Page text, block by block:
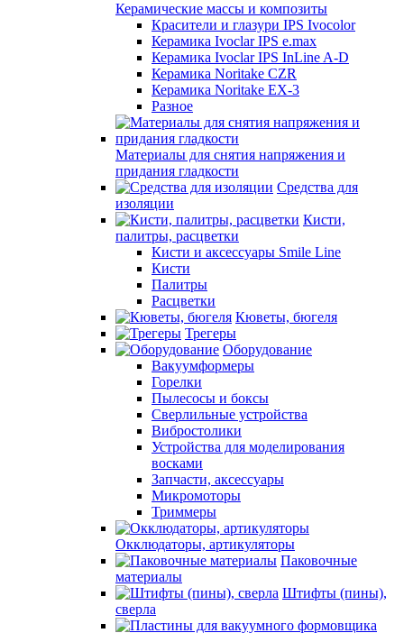
Керамические массы и композиты
Красители и глазури IPS Ivocolor
Керамика Ivoclar IPS e.max
Керамика Ivoclar IPS InLine A-D
Керамика Noritake CZR
Керамика Noritake EX-3
Разное
Материалы для снятия напряжения и
придания гладкости
Средства для
изоляции
Кисти,
палитры, расцветки
Кисти и аксессуары Smile Line
Кисти
Палитры
Расцветки
Кюветы, бюгеля
Трегеры
Оборудование
Вакуумформеры
Горелки
Пылесосы и боксы
Сверлильные устройства
Вибростолики
Устройства для моделирования
восками
Запчасти, аксессуары
Микромоторы
Триммеры
Окклюдаторы, артикуляторы
Паковочные
материалы
Штифты (пины),
сверла